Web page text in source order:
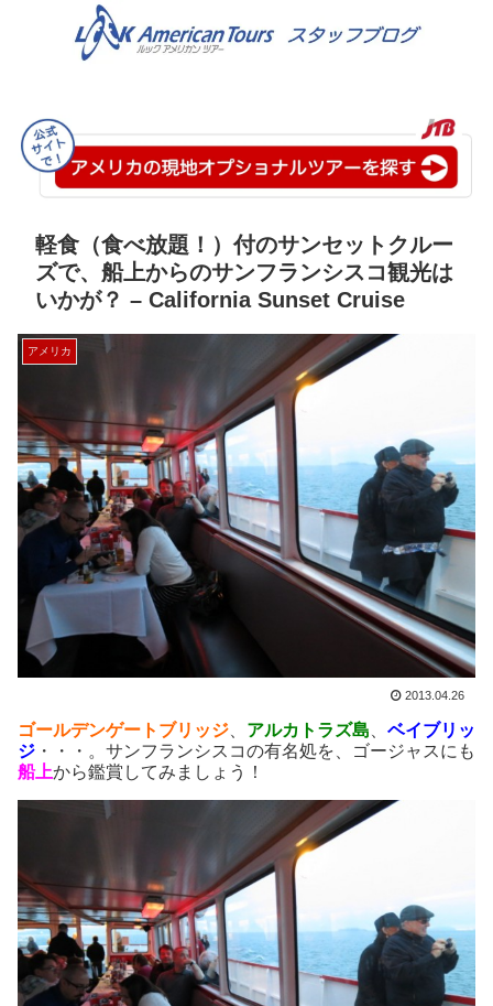
軽食（食べ放題！）付のサンセットクルー
ズで、船上からのサンフランシスコ観光は
いかが？ – California Sunset Cruise
アメリカ
2013.04.26
ゴールデンゲートブリッジ、 アルカトラズ島、 ベイブリッ
ジ ・・・。サンフランシスコの有名処を、ゴージャスにも
船上から鑑賞してみましょう！